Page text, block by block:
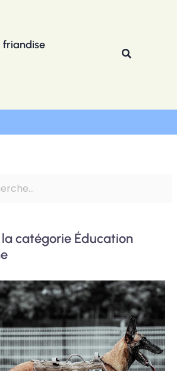
friandise
la catégorie Éducation